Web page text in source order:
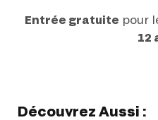
Entrée gratuite pour
12
Découvrez Aussi :